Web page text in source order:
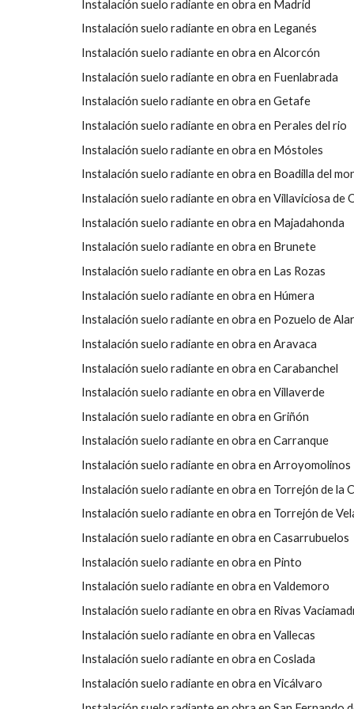
Instalación suelo radiante en obra en Madrid
Instalación suelo radiante en obra en Leganés
Instalación suelo radiante en obra en Alcorcón
Instalación suelo radiante en obra en Fuenlabrada
Instalación suelo radiante en obra en Getafe
Instalación suelo radiante en obra en Perales del rio
Instalación suelo radiante en obra en Móstoles
Instalación suelo radiante en obra en Boadilla del
Instalación suelo radiante en obra en Villaviciosa de
Instalación suelo radiante en obra en Majadahonda
Instalación suelo radiante en obra en Brunete
Instalación suelo radiante en obra en Las Rozas
Instalación suelo radiante en obra en Húmera
Instalación suelo radiante en obra en Pozuelo de
Instalación suelo radiante en obra en Aravaca
Instalación suelo radiante en obra en Carabanchel
Instalación suelo radiante en obra en Villaverde
Instalación suelo radiante en obra en Griñón
Instalación suelo radiante en obra en Carranque
Instalación suelo radiante en obra en Arroyomolinos
Instalación suelo radiante en obra en Torrejón de la
Instalación suelo radiante en obra en Torrejón de
Instalación suelo radiante en obra en Casarrubuelos
Instalación suelo radiante en obra en Pinto
Instalación suelo radiante en obra en Valdemoro
Instalación suelo radiante en obra en Rivas
Instalación suelo radiante en obra en Vallecas
Instalación suelo radiante en obra en Coslada
Instalación suelo radiante en obra en Vicálvaro